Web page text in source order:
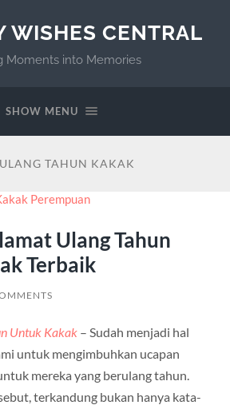
WISHES CENTRAL
Moments into Memories
SHOW MENU
ULANG TAHUN KAKAK
Ulang Tahun
Terbaik
Untuk Kakak– Sudah menjadi hal
untuk mengimbuhkan ucapan
mereka yang berulang tahun.
terkandung bukan hanya kata-